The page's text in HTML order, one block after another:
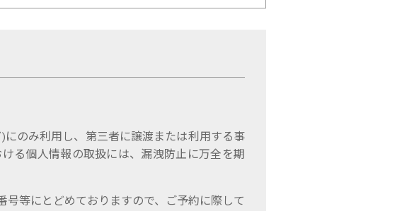
のみ利用し、第三者に譲渡または利用する事
る個人情報の取扱には、漏洩防止に万全を期
等にとどめておりますので、ご予約に際して